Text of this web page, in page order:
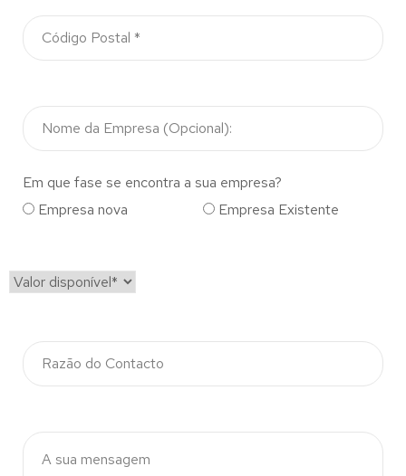
Em que fase se encontra a sua empresa?
Empresa nova
Empresa Existente